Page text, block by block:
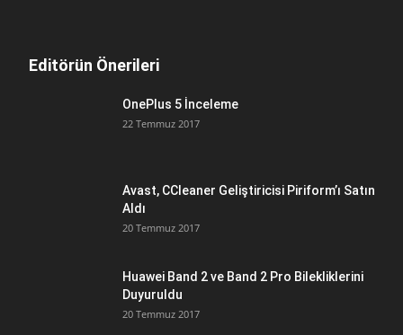
Editörün Önerileri
OnePlus 5 İnceleme
22 Temmuz 2017
Avast, CCleaner Geliştiricisi Piriform’ı Satın
Aldı
20 Temmuz 2017
Huawei Band 2 ve Band 2 Pro Bilekliklerini
Duyuruldu
20 Temmuz 2017